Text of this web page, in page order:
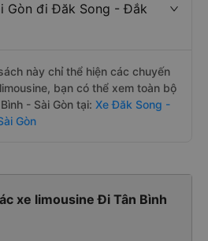
Gòn đi Đăk Song - Đắk
này chỉ thể hiện các chuyến
bạn có thể xem toàn bộ
- Sài Gòn tại: Xe Đăk Song -
Gòn
xe limousine Đi Tân Bình